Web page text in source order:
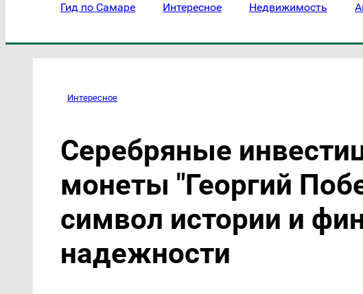
Гид по Самаре Интересное Недвижимость
Интересное
Серебряные
монеты "Георгий
символ истории и
надежности